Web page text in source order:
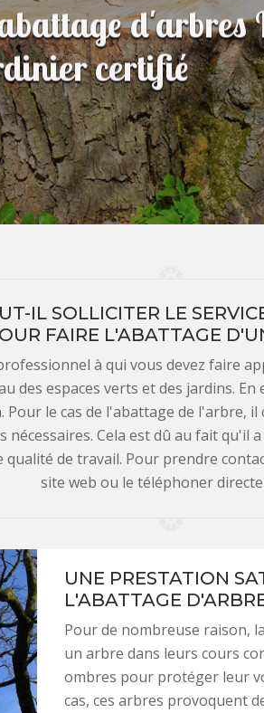
d'arbres
certifié
IL SOLLICITER LE
FAIRE L'ABATTAGE
à qui vous devez faire
des espaces verts et des jardins.
Pour le cas de l'abattage de l'arbre,
nécessaires. Cela est dû au fait qu'il
de travail. Pour prendre
site web ou le téléphoner
UNE PRESTATION
L'ABATTAGE
Pour de nombreuse raison,
un arbre dans leurs cours
ombres pour protéger leur
cas, ces arbres provoquent